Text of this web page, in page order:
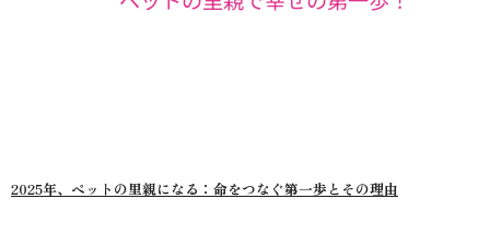
2025年、ペットの里親になる：命をつなぐ第一歩とその理由